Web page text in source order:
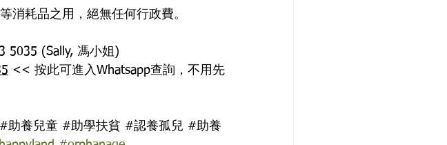
消耗品之用，絕無任何行政費。
5035 (Sally, 馮小姐)
<< 按此可進入Whatsapp查詢，不用先
#助養兒童 #助學扶貧 #認養孤兒 #助養